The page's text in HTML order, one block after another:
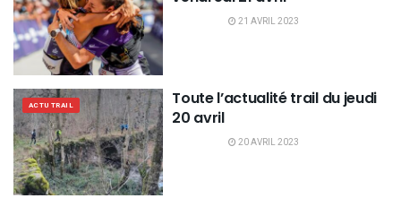
21 AVRIL 2023
ACTU TRAIL
Toute l’actualité trail du jeudi
20 avril
20 AVRIL 2023